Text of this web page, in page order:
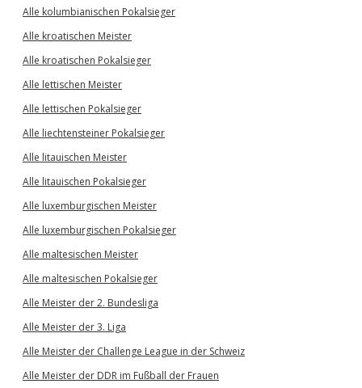
Alle kolumbianischen Pokalsieger
Alle kroatischen Meister
Alle kroatischen Pokalsieger
Alle lettischen Meister
Alle lettischen Pokalsieger
Alle liechtensteiner Pokalsieger
Alle litauischen Meister
Alle litauischen Pokalsieger
Alle luxemburgischen Meister
Alle luxemburgischen Pokalsieger
Alle maltesischen Meister
Alle maltesischen Pokalsieger
Alle Meister der 2. Bundesliga
Alle Meister der 3. Liga
Alle Meister der Challenge League in der Schweiz
Alle Meister der DDR im Fußball der Frauen